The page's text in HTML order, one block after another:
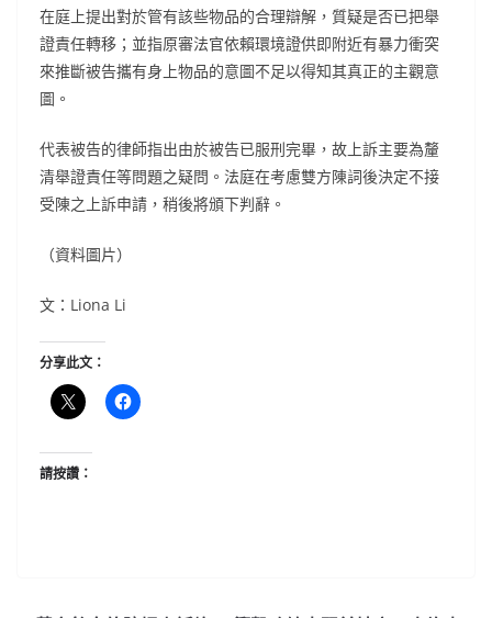
在庭上提出對於管有該些物品的合理辯解，質疑是否已把舉
證責任轉移；並指原審法官依賴環境證供即附近有暴力衝突
來推斷被告攜有身上物品的意圖不足以得知其真正的主觀意
圖。
代表被告的律師指出由於被告已服刑完畢，故上訴主要為釐
清舉證責任等問題之疑問。法庭在考慮雙方陳詞後決定不接
受陳之上訴申請，稍後將頒下判辭。
（資料圖片）
文：Liona Li
分享此文：
請按讚：